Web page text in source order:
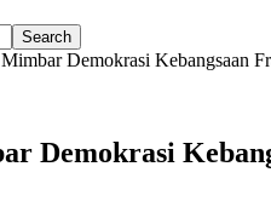
Demokrasi Kebangsaan
Demokrasi